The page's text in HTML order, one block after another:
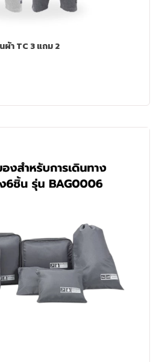
า TC 3 แถม 2